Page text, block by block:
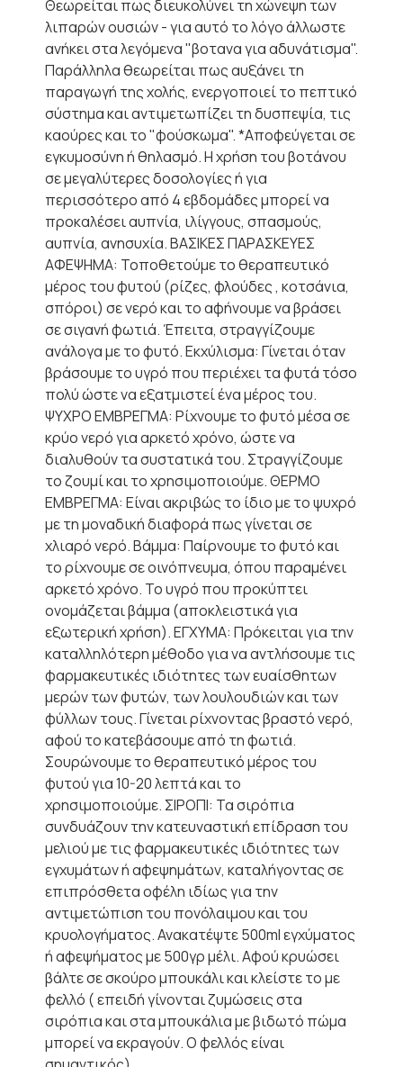
Θεωρείται πως διευκολύνει τη χώνεψη των
λιπαρών ουσιών - για αυτό το λόγο άλλωστε
ανήκει στα λεγόμενα "βοτανα για αδυνάτισμα".
Παράλληλα θεωρείται πως αυξάνει τη
παραγωγή της χολής, ενεργοποιεί το πεπτικό
σύστημα και αντιμετωπίζει τη δυσπεψία, τις
καούρες και το "φούσκωμα". *Αποφεύγεται σε
εγκυμοσύνη ή θηλασμό. Η χρήση του βοτάνου
σε μεγαλύτερες δοσολογίες ή για
περισσότερο από 4 εβδομάδες μπορεί να
προκαλέσει αυπνία, ιλίγγους, σπασμούς,
αυπνία, ανησυχία. ΒΑΣΙΚΕΣ ΠΑΡΑΣΚΕΥΕΣ
ΑΦΕΨΗΜΑ: Τοποθετούμε το θεραπευτικό
μέρος του φυτού (ρίζες, φλούδες , κοτσάνια,
σπόροι) σε νερό και το αφήνουμε να βράσει
σε σιγανή φωτιά. Έπειτα, στραγγίζουμε
ανάλογα με το φυτό. Εκχύλισμα: Γίνεται όταν
βράσουμε το υγρό που περιέχει τα φυτά τόσο
πολύ ώστε να εξατμιστεί ένα μέρος του.
ΨΥΧΡΟ ΕΜΒΡΕΓΜΑ: Ρίχνουμε το φυτό μέσα σε
κρύο νερό για αρκετό χρόνο, ώστε να
διαλυθούν τα συστατικά του. Στραγγίζουμε
το ζουμί και το χρησιμοποιούμε. ΘΕΡΜΟ
ΕΜΒΡΕΓΜΑ: Είναι ακριβώς το ίδιο με το ψυχρό
με τη μοναδική διαφορά πως γίνεται σε
χλιαρό νερό. Βάμμα: Παίρνουμε το φυτό και
το ρίχνουμε σε οινόπνευμα, όπου παραμένει
αρκετό χρόνο. Το υγρό που προκύπτει
ονομάζεται βάμμα (αποκλειστικά για
εξωτερική χρήση). ΕΓΧΥΜΑ: Πρόκειται για την
καταλληλότερη μέθοδο για να αντλήσουμε τις
φαρμακευτικές ιδιότητες των ευαίσθητων
μερών των φυτών, των λουλουδιών και των
φύλλων τους. Γίνεται ρίχνοντας βραστό νερό,
αφού το κατεβάσουμε από τη φωτιά.
Σουρώνουμε το θεραπευτικό μέρος του
φυτού για 10-20 λεπτά και το
χρησιμοποιούμε. ΣΙΡΟΠΙ: Τα σιρόπια
συνδυάζουν την κατευναστική επίδραση του
μελιού με τις φαρμακευτικές ιδιότητες των
εγχυμάτων ή αφεψημάτων, καταλήγοντας σε
επιπρόσθετα οφέλη ιδίως για την
αντιμετώπιση του πονόλαιμου και του
κρυολογήματος. Ανακατέψτε 500ml εγχύματος
ή αφεψήματος με 500γρ μέλι. Αφού κρυώσει
βάλτε σε σκούρο μπουκάλι και κλείστε το με
φελλό ( επειδή γίνονται ζυμώσεις στα
σιρόπια και στα μπουκάλια με βιδωτό πώμα
μπορεί να εκραγούν. Ο φελλός είναι